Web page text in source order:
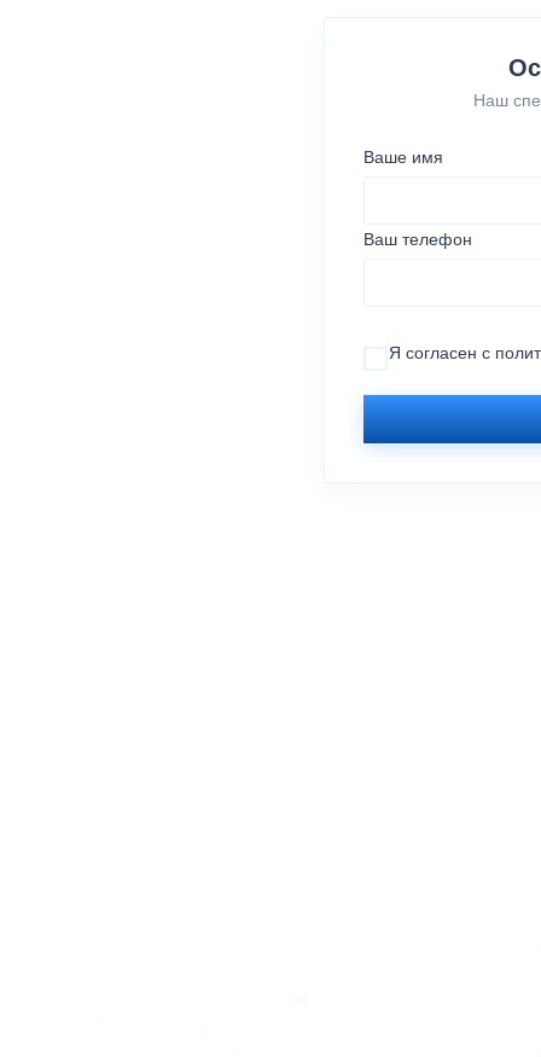
Наш
Ваше имя
Ваш телефон
Я согласен с